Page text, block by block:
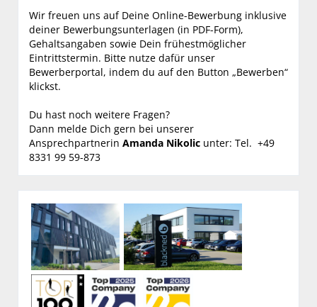
Wir freuen uns auf Deine Online-Bewerbung inklusive
deiner Bewerbungsunterlagen (in PDF-Form),
Gehaltsangaben sowie Dein frühestmöglicher
Eintrittstermin. Bitte nutze dafür unser
Bewerberportal, indem du auf den Button „Bewerben“
klickst.
Du hast noch weitere Fragen?
Dann melde Dich gern bei unserer
Ansprechpartnerin Amanda Nikolic unter: Tel. +49
8331 99 59-873